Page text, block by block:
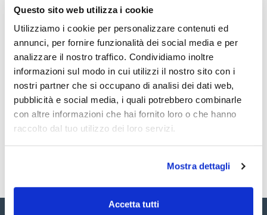
Questo sito web utilizza i cookie
Utilizziamo i cookie per personalizzare contenuti ed
annunci, per fornire funzionalità dei social media e per
analizzare il nostro traffico. Condividiamo inoltre
informazioni sul modo in cui utilizzi il nostro sito con i
nostri partner che si occupano di analisi dei dati web,
pubblicità e social media, i quali potrebbero combinarle
con altre informazioni che hai fornito loro o che hanno
raccolto dal tuo utilizzo dei loro servizi.
Mostra dettagli
Accetta tutti
000145
1000ml.
Femmina:
45/40.
SCHARLAU.
Apparecchio di
vetro Strohlein
per zolfo in
ferro (x u.)
Disponibile
i
1